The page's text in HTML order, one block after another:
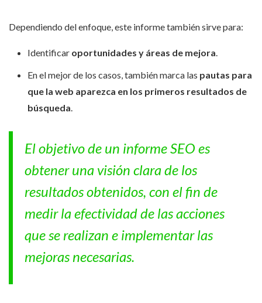
Dependiendo del enfoque, este informe también sirve para:
Identificar oportunidades y áreas de mejora
En el mejor de los casos, también marca las pautas para
que la web aparezca en los primeros resultados de
búsqueda
El objetivo de un informe SEO es
obtener una visión clara de los
resultados obtenidos, con el fin de
medir la efectividad de las acciones
que se realizan e implementar las
mejoras necesarias.